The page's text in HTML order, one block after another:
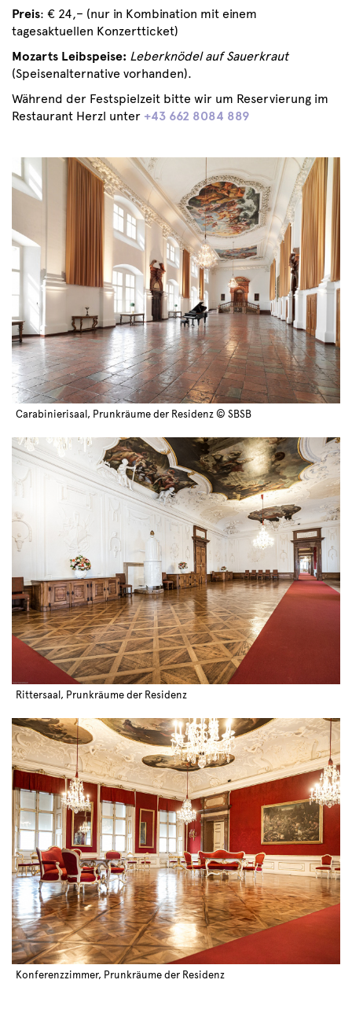
Preis: € 24,– (nur in Kombination mit einem
tagesaktuellen Konzertticket)
Mozarts Leibspeise: Leberknödel auf Sauerkraut
(Speisenalternative vorhanden).
Während der Festspielzeit bitte wir um Reservierung im
Restaurant Herzl unter +43 662 8084 889
Carabinierisaal, Prunkräume der Residenz © SBSB
Rittersaal, Prunkräume der Residenz
Konferenzzimmer, Prunkräume der Residenz